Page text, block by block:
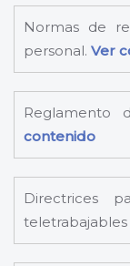
Normas de
personal. Ver
Reglamento
contenido
Directrices